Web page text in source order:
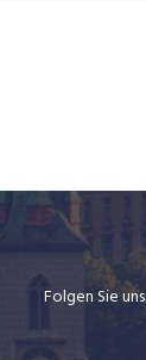
Folgen Sie uns